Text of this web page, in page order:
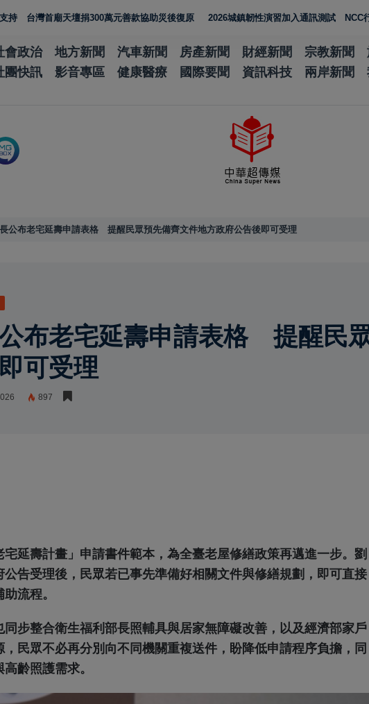
廟天壇捐300萬元善款協助災後復原 2026城鎮韌性演習加入通訊測試 NCC行動網路
會政治 地方新聞 汽車新聞 房產新聞 財經新聞 宗教新聞
團快訊 影音專區 健康醫療 國際要聞 資訊科技 兩岸新聞
公布老宅延壽申請表格 提醒民眾預先備齊文件地方政府公告後即可受理
布老宅延壽申請表格 提醒民
可受理
897
延壽計畫」申請書件範本，為全臺老屋修繕政策再邁進一步。劉
告受理後，民眾若已事先準備好相關文件與修繕規劃，即可直接
流程。
步整合衛生福利部長照輔具與居家無障礙改善，以及經濟部家戶
民眾不必再分別向不同機關重複送件，盼降低申請程序負擔，同
齡照護需求。